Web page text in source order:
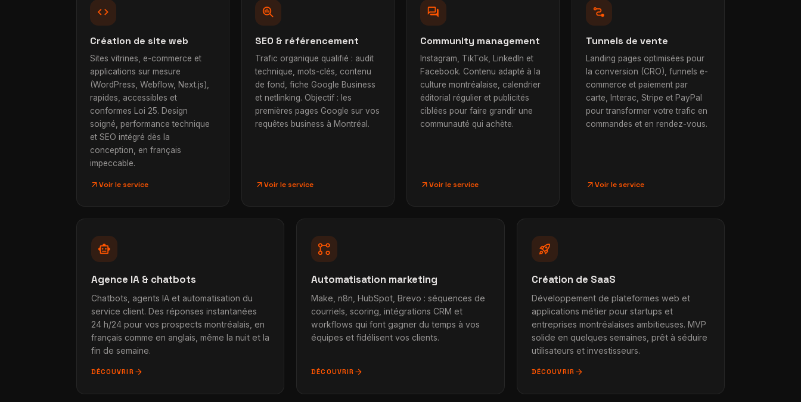
code
Création de site web
Sites vitrines, e-commerce et
applications sur mesure
(WordPress, Webflow, Next.js),
rapides, accessibles et
conformes Loi 25. Design
soigné, performance technique
et SEO intégré dès la
conception, en français
impeccable.
arrow_outwardVoir le service
search_insights
SEO & référencement
Trafic organique qualifié : audit
technique, mots-clés, contenu
de fond, fiche Google Business
et netlinking. Objectif : les
premières pages Google sur vos
requêtes business à Montréal.
arrow_outwardVoir le service
forum
Community management
Instagram, TikTok, LinkedIn et
Facebook. Contenu adapté à la
culture montréalaise, calendrier
éditorial régulier et publicités
ciblées pour faire grandir une
communauté qui achète.
arrow_outwardVoir le service
conversion_path
Tunnels de vente
Landing pages optimisées pour
la conversion (CRO), funnels e-
commerce et paiement par
carte, Interac, Stripe et PayPal
pour transformer votre trafic en
commandes et en rendez-vous.
arrow_outwardVoir le service
smart_toy
Agence IA & chatbots
Chatbots, agents IA et automatisation du
service client. Des réponses instantanées
24 h/24 pour vos prospects montréalais, en
français comme en anglais, même la nuit et la
fin de semaine.
DÉCOUVRIR arrow_forward
linked_services
Automatisation marketing
Make, n8n, HubSpot, Brevo : séquences de
courriels, scoring, intégrations CRM et
workflows qui font gagner du temps à vos
équipes et fidélisent vos clients.
DÉCOUVRIR arrow_forward
rocket_launch
Création de SaaS
Développement de plateformes web et
applications métier pour startups et
entreprises montréalaises ambitieuses. MVP
solide en quelques semaines, prêt à séduire
utilisateurs et investisseurs.
DÉCOUVRIR arrow_forward